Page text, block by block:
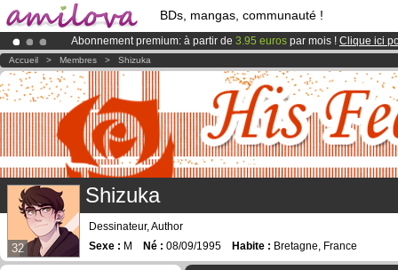
BDs, mangas, communauté !
Abonnement premium: à partir de 3.95 euros par mois ! Clique ici
LeKickstarter Amilova est désormais lancé!.
Déjà 134393membreset 1208BDs & Mangas!
Accueil > Membres > Shizuka
32
Shizuka
Dessinateur, Author
Sexe : M Né : 08/09/1995 Habite : Bretagne, France